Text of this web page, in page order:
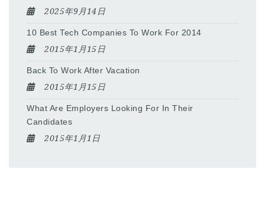
2025年9月14日
10 Best Tech Companies To Work For 2014
2015年1月15日
Back To Work After Vacation
2015年1月15日
What Are Employers Looking For In Their
Candidates
2015年1月1日